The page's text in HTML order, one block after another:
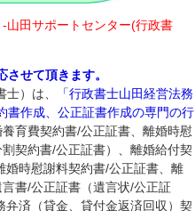
山田サポートセンター(行政書
せて頂きます。
）は、
「行政書士山田経営法務
書作成、公正証書作成の専門の行
育費契約書/公正証書、離婚時慰
契約書/公正証書）、離婚給付契
時慰謝料契約書/公正証書、離
書/公正証書（遺言状/公正証
済（貸金、貸付金返済回収）契